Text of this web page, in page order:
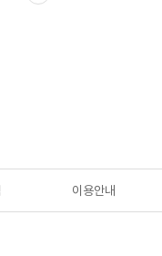
이용안내